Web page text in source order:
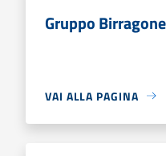
Gruppo
VAI ALLA PAGINA